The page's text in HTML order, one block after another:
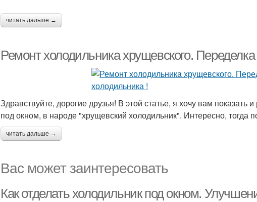
читать дальше →
Ремонт холодильника хрущевского.
Здравствуйте, дорогие друзья! В этой статье, я хочу вам показать
под окном, в народе "хрущевский холодильник". Интересно, тогда
читать дальше →
Вас может заинтересовать
Как отделать холодильник под окном.